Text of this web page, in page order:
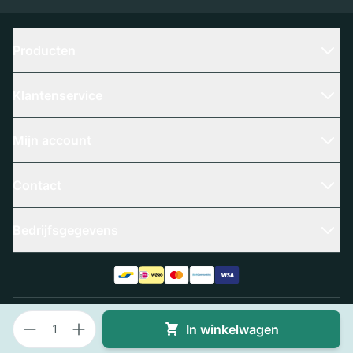
Aantal
In winkelwagen
Algemene voorwaarden
© 2025 Slangenboer